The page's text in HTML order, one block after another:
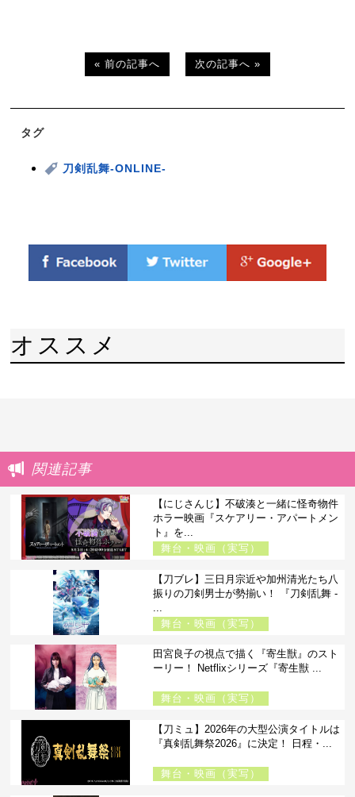
« 前の記事へ 次の記事へ »
タグ
刀剣乱舞-ONLINE-
オススメ
関連記事
【にじさんじ】不破湊と一緒に怪奇物件
ホラー映画『スケアリー・アパートメン
ト』を...
舞台・映画（実写）
【刀ブレ】三日月宗近や加州清光たち八
振りの刀剣男士が勢揃い！ 『刀剣乱舞 -
舞台・映画（実写）
田宮良子の視点で描く『寄生獣』のスト
ーリー！ Netflixシリーズ『寄生獣 ...
舞台・映画（実写）
【刀ミュ】2026年の大型公演タイトルは
『真剣乱舞祭2026』に決定！ 日程・...
舞台・映画（実写）